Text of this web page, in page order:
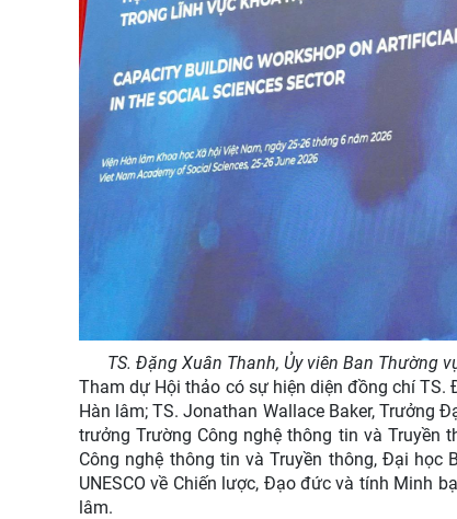
TS. Đặng Xuân Thanh, Ủy viên Ban Thường
Tham dự Hội thảo có sự hiện diện đồng chí TS.
Hàn lâm; TS. Jonathan Wallace Baker, Trưởng
trưởng Trường Công nghệ thông tin và Truyền
Công nghệ thông tin và Truyền thông, Đại học
UNESCO về Chiến lược, Đạo đức và tính Minh
lâm.